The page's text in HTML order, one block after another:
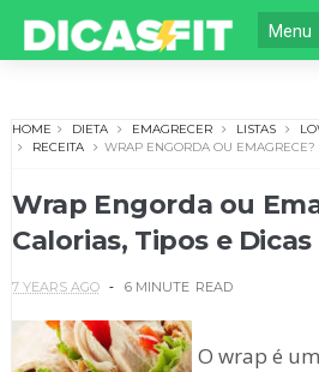
HOME DIETA EMAGRECER LISTAS
RECEITA
WRAP ENGORDA OU EMAGRECE?
Wrap Engorda ou
Calorias, Tipos e Dicas
7 YEARS AGO 6 MINUTE READ
O wrap é